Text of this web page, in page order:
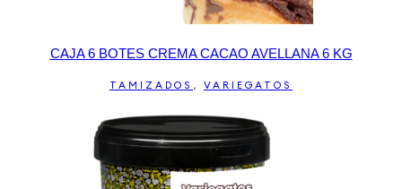
CAJA 6 BOTES CREMA CACAO AVELLANA 6 KG
TAMIZADOS , VARIEGATOS